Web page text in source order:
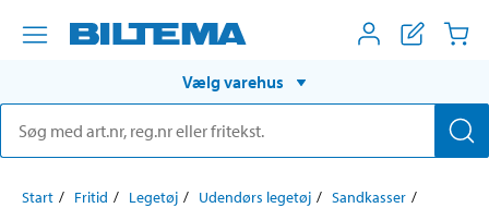
Vælg varehus
Start Fritid Legetøj Udendørs legetøj
Sandkasser